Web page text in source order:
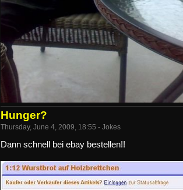
Hunger?
Thursday, June 4, 2009, 18:55 - Jokes
Dann schnell bei ebay bestellen!!